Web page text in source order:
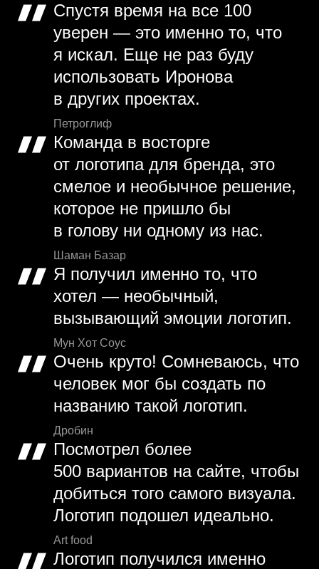
Спустя время на все 100
уверен — это именно то, что
я искал. Еще не раз буду
использовать Иронова
в других проектах.
Петроглиф
Команда в восторге
от логотипа для бренда, это
смелое и необычное решение,
которое не пришло бы
в голову ни одному из нас.
Шаман Базар
Я получил именно то, что
хотел — необычный,
вызывающий эмоции логотип.
Мун Хот Соус
Очень круто! Сомневаюсь, что
человек мог бы создать по
названию такой логотип.
Дробин
Посмотрел более
500 вариантов на сайте, чтобы
добиться того самого визуала.
Логотип подошел идеально.
Art food
Логотип получился именно